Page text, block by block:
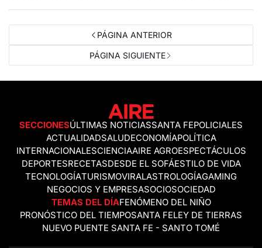
PÁGINA ANTERIOR
PÁGINA SIGUIENTE
SECCIONESÚLTIMAS NOTICIASSANTA FEPOLICIALES
ACTUALIDADSALUDECONOMÍAPOLÍTICA
INTERNACIONALESCIENCIAAIRE AGROESPECTÁCULOS
DEPORTESRECETASDESDE EL SOFÁESTILO DE VIDA
TECNOLOGÍATURISMOVIRALASTROLOGÍAGAMING
NEGOCIOS Y EMPRESASOCIOSOCIEDAD
TEMAS DEL DÍAFENÓMENO DEL NIÑO
PRONÓSTICO DEL TIEMPOSANTA FELEY DE TIERRAS
NUEVO PUENTE SANTA FE - SANTO TOMÉ